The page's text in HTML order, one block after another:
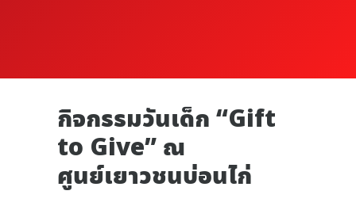
กิจกรรมวันเด็ก “Gift
to Give” ณ
ศูนย์เยาวชนบ่อนไก่